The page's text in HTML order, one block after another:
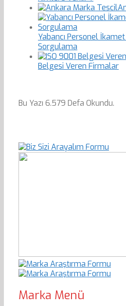
Yabancı Personel
Sorgulama
Belgesi Veren Firmalar
Bu Yazı 6.579 Defa Okundu.
Marka Menü